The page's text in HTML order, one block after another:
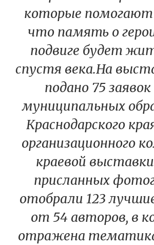
которые помогают
что память о
подвиге будет
спустя века.На
подано 75 заявок
муниципальных
Краснодарского
организационного
краевой выставки
присланных
отобрали 123
от 54 авторов, в
отражена